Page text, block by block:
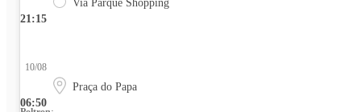
21:15
Via Parque Shopping
06:50
10/08
Praça do Papa